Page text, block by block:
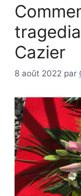
Cazier
8 août 2022 par